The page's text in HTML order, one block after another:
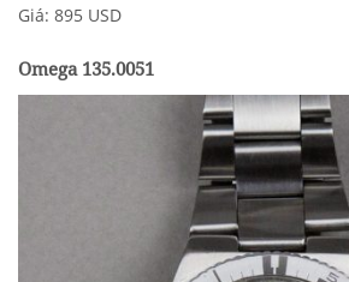
Giá: 895 USD
Omega 135.0051